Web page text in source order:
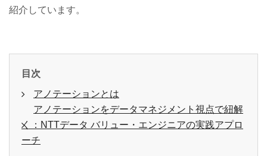
紹介しています。
目次
アノテーションとは
アノテーションをデータマネジメント視点で紐解
く：NTTデータ バリュー・エンジニアの実践アプロ
ーチ